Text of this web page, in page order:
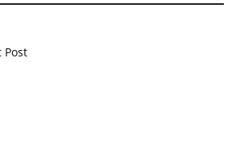
Post